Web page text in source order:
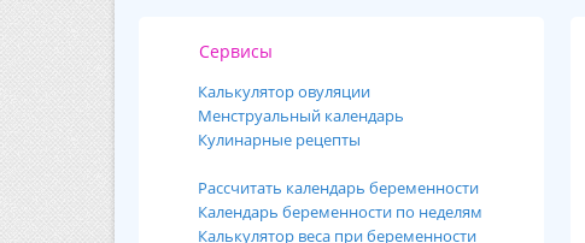
Сервисы
Калькулятор овуляции
Менструальный календарь
Кулинарные рецепты
Рассчитать календарь беременности
Календарь беременности по неделям
Калькулятор веса при беременности